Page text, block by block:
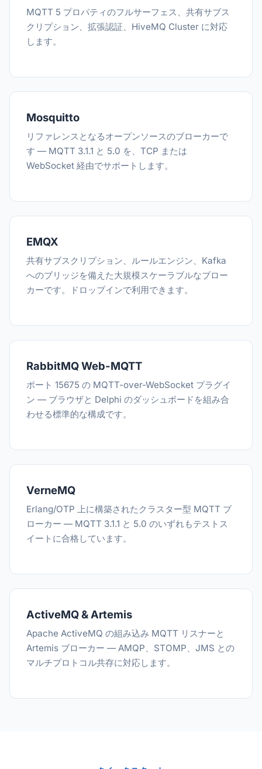
MQTT 5 プロパティのフルサーフェス、共有サブス
クリプション、拡張認証、HiveMQ Cluster に対応
します。
Mosquitto
リファレンスとなるオープンソースのブローカーで
す — MQTT 3.1.1 と 5.0 を、TCP または
WebSocket 経由でサポートします。
EMQX
共有サブスクリプション、ルールエンジン、Kafka
へのブリッジを備えた大規模スケーラブルなブロー
カーです。ドロップインで利用できます。
RabbitMQ Web-MQTT
ポート 15675 の MQTT-over-WebSocket プラグイ
ン — ブラウザと Delphi のダッシュボードを組み合
わせる標準的な構成です。
VerneMQ
Erlang/OTP 上に構築されたクラスター型 MQTT ブ
ローカー — MQTT 3.1.1 と 5.0 のいずれもテストス
イートに合格しています。
ActiveMQ & Artemis
Apache ActiveMQ の組み込み MQTT リスナーと
Artemis ブローカー — AMQP、STOMP、JMS との
マルチプロトコル共存に対応します。